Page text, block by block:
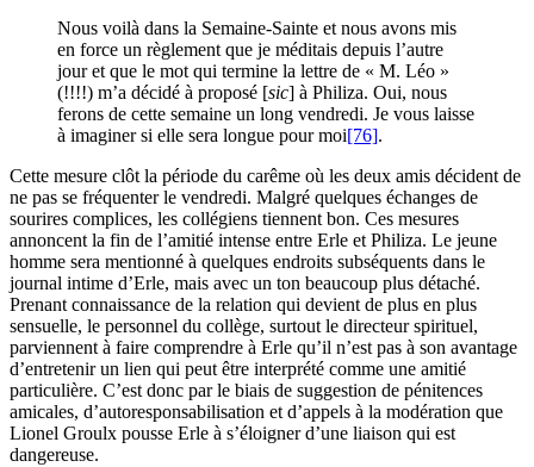
Nous voilà dans la Semaine-Sainte et nous avons mis
en force un règlement que je méditais depuis l’autre
jour et que le mot qui termine la lettre de « M. Léo »
(!!!!) m’a décidé à proposé [sic] à Philiza. Oui, nous
ferons de cette semaine un long vendredi. Je vous laisse
à imaginer si elle sera longue pour moi[76].
Cette mesure clôt la période du carême où les deux amis décident de
ne pas se fréquenter le vendredi. Malgré quelques échanges de
sourires complices, les collégiens tiennent bon. Ces mesures
annoncent la fin de l’amitié intense entre Erle et Philiza. Le jeune
homme sera mentionné à quelques endroits subséquents dans le
journal intime d’Erle, mais avec un ton beaucoup plus détaché.
Prenant connaissance de la relation qui devient de plus en plus
sensuelle, le personnel du collège, surtout le directeur spirituel,
parviennent à faire comprendre à Erle qu’il n’est pas à son avantage
d’entretenir un lien qui peut être interprété comme une amitié
particulière. C’est donc par le biais de suggestion de pénitences
amicales, d’autoresponsabilisation et d’appels à la modération que
Lionel Groulx pousse Erle à s’éloigner d’une liaison qui est
dangereuse.